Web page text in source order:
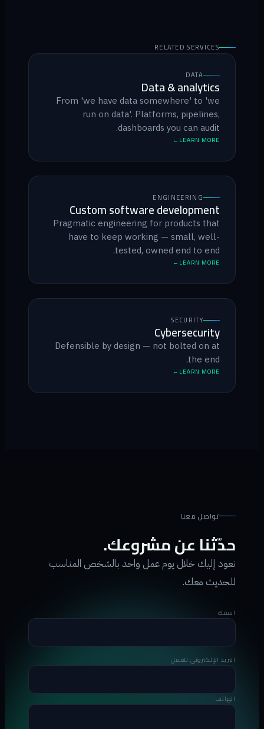
RELATED SERVICES
DATA
Data & analytics
From 'we have data somewhere' to 'we
run on data'. Platforms, pipelines,
dashboards you can audit.
LEARN MORE
ENGINEERING
Custom software development
Pragmatic engineering for products that
have to keep working — small, well-
tested, owned end to end.
LEARN MORE
SECURITY
Cybersecurity
Defensible by design — not bolted on at
the end.
LEARN MORE
تواصل معنا
حدّثنا عن مشروعك.
نعود إليك خلال يوم عمل واحد بالشخص المناسب
للحديث معك.
اسمك
البريد الإلكتروني للعمل
الهاتف